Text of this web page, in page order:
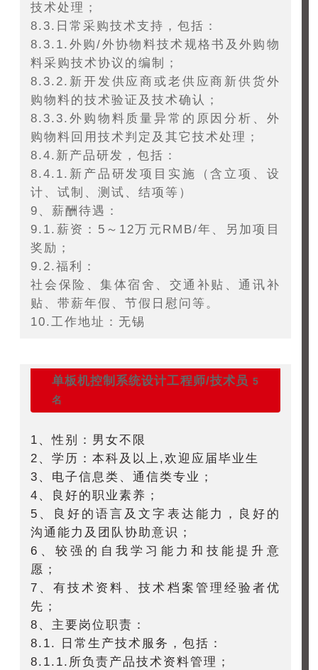
技术处理；
8.3.日常采购技术支持，包括：
8.3.1.外购/外协物料技术规格书及外购物
料采购技术协议的编制；
8.3.2.新开发供应商或老供应商新供货外
购物料的技术验证及技术确认；
8.3.3.外购物料质量异常的原因分析、外
购物料回用技术判定及其它技术处理；
8.4.新产品研发，包括：
8.4.1.新产品研发项目实施（含立项、设
计、试制、测试、结项等）
9、薪酬待遇：
9.1.薪资：5～12万元RMB/年、另加项目
奖励；
9.2.福利：
社会保险、集体宿舍、交通补贴、通讯补
贴、带薪年假、节假日慰问等。
10.工作地址：无锡
单板机控制系统设计工程师/技术员 5
名
1、性别：男女不限
2、学历：本科及以上,欢迎应届毕业生
3、电子信息类、通信类专业；
4、良好的职业素养；
5、良好的语言及文字表达能力，良好的
沟通能力及团队协助意识；
6、较强的自我学习能力和技能提升意
愿；
7、有技术资料、技术档案管理经验者优
先；
8、主要岗位职责：
8.1. 日常生产技术服务，包括：
8.1.1.所负责产品技术资料管理；